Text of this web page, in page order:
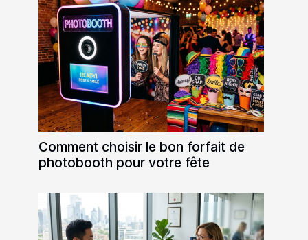
Comment choisir le bon forfait de
photobooth pour votre fête